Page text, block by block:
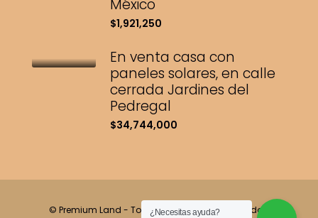
México
$1,921,250
En venta casa con
paneles solares, en calle
cerrada Jardines del
Pedregal
$34,744,000
© Premium Land - Todos los derechos reservados.
¿Necesitas ayuda?